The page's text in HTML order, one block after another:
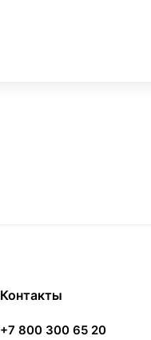
Контакты
+7 800 300 65 20